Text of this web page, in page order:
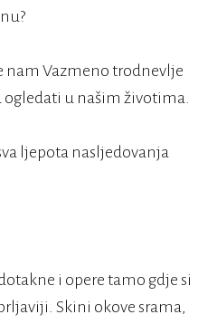
nam Vazmeno trodnevlje
ogledati u našim životima.
ljepota nasljedovanja
i opere tamo gdje si
Skini okove srama,